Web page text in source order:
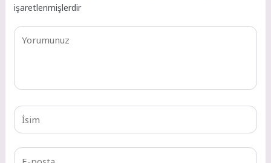
işaretlenmişlerdir